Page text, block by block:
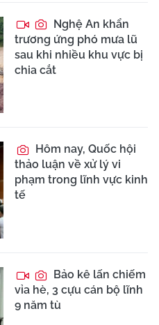
Nghệ An khẩn
trương ứng phó mưa lũ
sau khi nhiều khu vực bị
chia cắt
Hôm nay, Quốc hội
thảo luận về xử lý vi
phạm trong lĩnh vực kinh
tế
Bảo kê lấn chiếm
vỉa hè, 3 cựu cán bộ lĩnh
9 năm tù